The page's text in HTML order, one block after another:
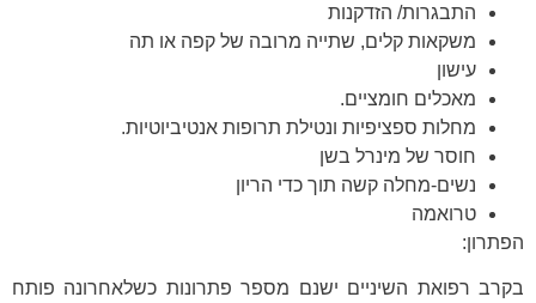
התבגרות/ הזדקנות
משקאות קלים, שתייה מרובה של קפה או תה
עישון
מאכלים חומציים.
מחלות ספציפיות ונטילת תרופות אנטיביוטיות.
חוסר של מינרל בשן
נשים-מחלה קשה תוך כדי הריון
טרואמה
הפתרון:
בקרב רפואת השיניים ישנם מספר פתרונות כשלאחרונה פותח